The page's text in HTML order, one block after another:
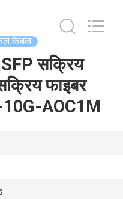
केबल
सक्रिय
फाइबर
AOC1M